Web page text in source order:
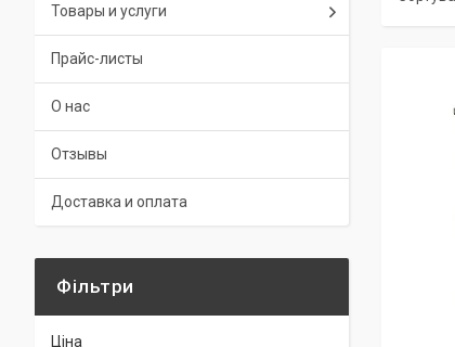
Товары и услуги
Прайс-листы
О нас
Отзывы
Доставка и оплата
Фільтри
Ціна